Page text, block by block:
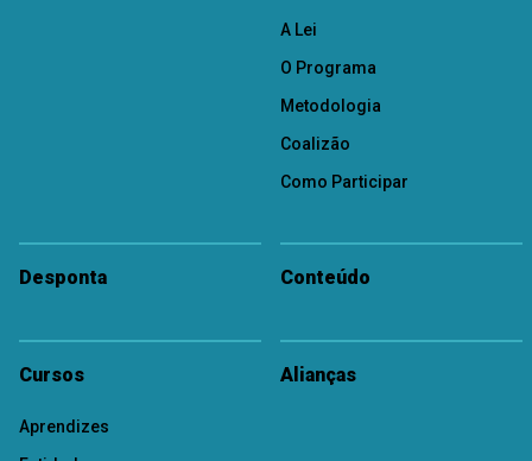
A Lei
O Programa
Metodologia
Coalizão
Como Participar
Desponta Conteúdo
Cursos
Aprendizes
Alianças